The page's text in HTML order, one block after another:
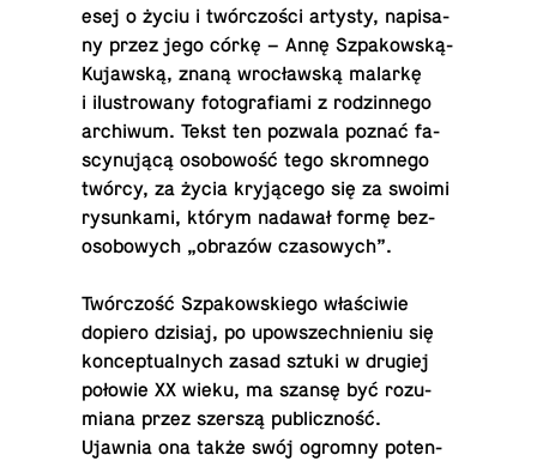
esej o życiu i twór­czo­ści artysty, na­pi­sa­
ny przez jego córkę – Annę Szpa­kow­ską-
Ku­jaw­ską, znaną wro­cław­ską malarkę
i ilu­stro­wa­ny fo­to­gra­fia­mi z ro­dzin­ne­go
ar­chi­wum. Tekst ten pozwala poznać fa­
scy­nu­ją­cą oso­bo­wość tego skrom­ne­go
twórcy, za życia kry­ją­ce­go się za swoimi
ry­sun­ka­mi, którym nadawał formę bez­
oso­bo­wych „obrazów cza­so­wych”.
Twór­czość Szpa­kow­skie­go wła­ści­wie
dopiero dzisiaj, po upo­wszech­nie­niu się
kon­cep­tu­al­nych zasad sztuki w drugiej
połowie XX wieku, ma szansę być ro­zu­
mia­na przez szerszą pu­blicz­ność.
Ujawnia ona także swój ogromny po­ten­